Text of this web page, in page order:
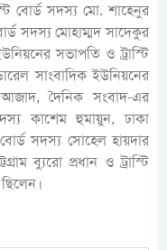
বোর্ড সদস্য মো. শাহেনুর
সদস্য মোহাম্মদ সাদেকুর
সভাপতি ও ট্রাস্টি
সাংবাদিক ইউনিয়নের
দৈনিক সংবাদ-এর
কাশেম হুমায়ুন, ঢাকা
সদস্য সোহেল হায়দার
ব্যুরো প্রধান ও ট্রাস্টি